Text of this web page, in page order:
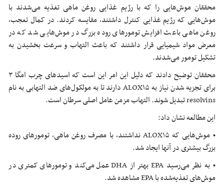
محققان موش‌هایی را که با رژیم غذایی روغن ماهی تغذیه می‌شدند با
موش‌هایی که رژیم غذایی کنترل داشتند، مقایسه کردند. در کمال تعجب،
روغن ماهی باعث افزایش تومورهای روده بزرگ در موش‌هایی شد که در
معرض مواد شیمیایی قرار داشتند که باعث التهاب و سرعت بخشیدن به
تشکیل تومور می‌شدند.
محققان توضیح دادند که دلیل این امر این است که اسیدهای چرب امگا ۳
برای تجزیه شدن نیاز به ALOX۱۵ دارند تا به مولکول‌های ضد التهابی به نام
resolvins تبدیل شوند. التهاب مزمن عامل اصلی سرطان است.
این مطالعه نشان داد:
• موش‌هایی که ALOX۱۵ نداشتند، با مصرف روغن ماهی، تومورهای روده
بزرگ بیشتری در آنها ایجاد شد.
• به نظر می‌رسید EPA بهتر از DHA عمل می‌کند و تومورهای کمتری در
موش‌های تغذیه‌شده با EPA مشاهده شد.